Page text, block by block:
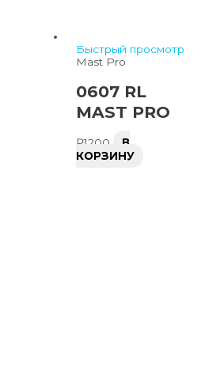
Быстрый просмотр
Mast Pro
0607 RL
MAST PRO
₽1200
В
КОРЗИНУ